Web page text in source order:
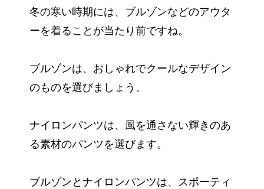
冬の寒い時期には、ブルゾンなどのアウタ
ーを着ることが当たり前ですね。
ブルゾンは、おしゃれでクールなデザイン
のものを選びましょう。
ナイロンパンツは、風を通さない輝きのあ
る素材のパンツを選びます。
ブルゾンとナイロンパンツは、スポーティ